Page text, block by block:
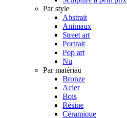
Par style
Abstrait
Animaux
Street art
Portrait
Pop art
Nu
Par matériau
Bronze
Acier
Bois
Résine
Céramique